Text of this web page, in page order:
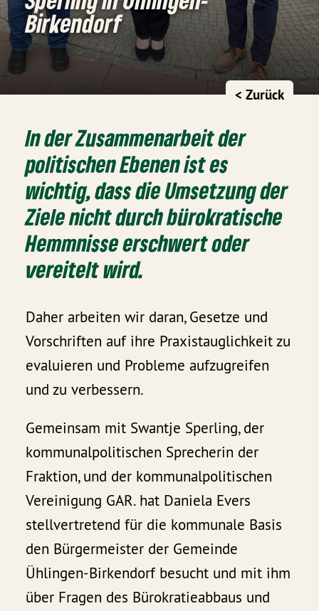
Birkendorf
< Zurück
In der Zusammenarbeit der
politischen Ebenen ist es
wichtig, dass die Umsetzung der
Ziele nicht durch bürokratische
Hemmnisse erschwert oder
vereitelt wird.
Daher arbeiten wir daran, Gesetze und
Vorschriften auf ihre Praxistauglichkeit zu
evaluieren und Probleme aufzugreifen
und zu verbessern.
Gemeinsam mit Swantje Sperling, der
kommunalpolitischen Sprecherin der
Fraktion, und der kommunalpolitischen
Vereinigung GAR. hat Daniela Evers
stellvertretend für die kommunale Basis
den Bürgermeister der Gemeinde
Ühlingen-Birkendorf besucht und mit ihm
über Fragen des Bürokratieabbaus und